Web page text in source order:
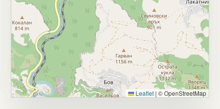
Leaflet | © OpenStreetMap